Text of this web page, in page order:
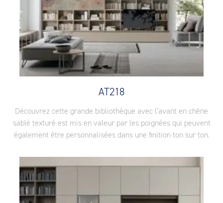
AT218
Découvrez cette grande bibliothèque avec l’avant en chêne
sablé texturé est mis en valeur par les poignées qui peuvent
également être personnalisées dans une finition ton sur ton.